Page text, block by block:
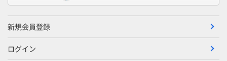
新規会員登録
ログイン